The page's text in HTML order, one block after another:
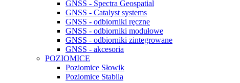
GNSS - Spectra Geospatial
GNSS - Catalyst systems
GNSS - odbiorniki ręczne
GNSS - odbiorniki modułowe
GNSS - odbiorniki zintegrowane
GNSS - akcesoria
POZIOMICE
Poziomice Słowik
Poziomice Stabila